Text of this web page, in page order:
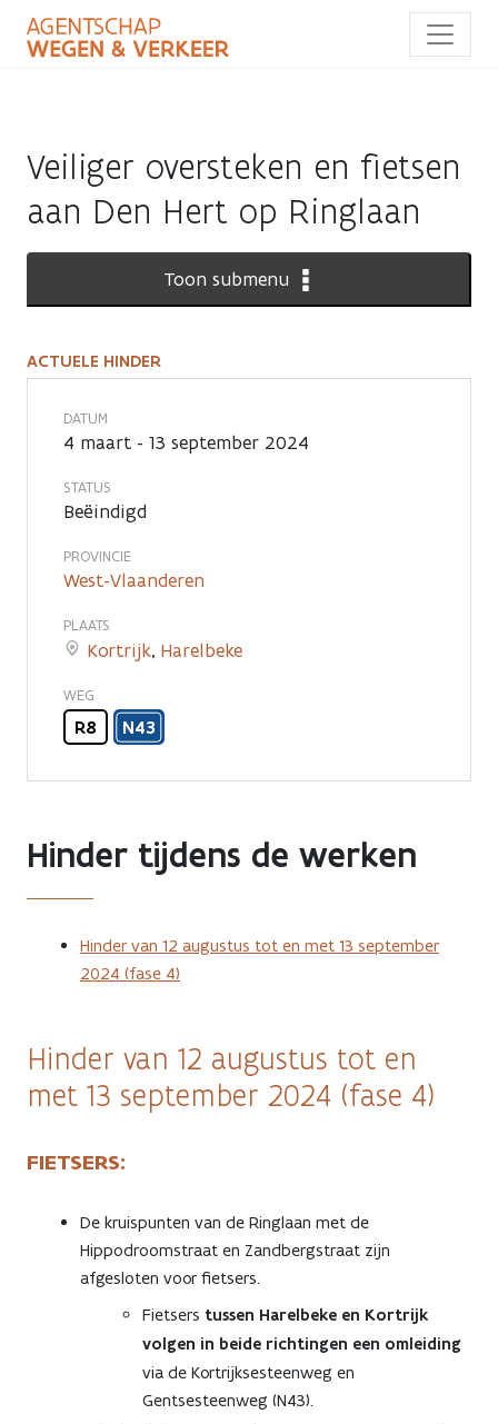
naar
Veiliger oversteken en fietsen
aan Den Hert op Ringlaan
Toon submenu
Actuele
hinder
ACTUELE HINDER
DATUM
4 maart - 13 september 2024
STATUS
Beëindigd
PROVINCIE
West-Vlaanderen
PLAATS
Kortrijk, Harelbeke
WEG
R8 N43
Hinder tijdens de werken
Hinder van 12 augustus tot en met 13 september
2024 (fase 4)
Hinder van 12 augustus tot en
met 13 september 2024 (fase 4)
FIETSERS:
De kruispunten van de Ringlaan met de
Hippodroomstraat en Zandbergstraat zijn
afgesloten voor fietsers.
Fietsers tussen Harelbeke en Kortrijk
volgen in beide richtingen een omleiding
via de Kortrijksesteenweg en
Gentsesteenweg (N43).